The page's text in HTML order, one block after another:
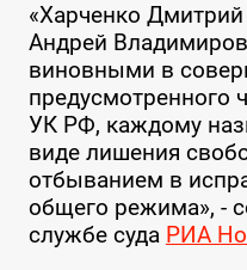
«Харченко
Андрей
виновными в
предусмотренного
УК РФ, каждому
виде лишения
отбыванием в
общего режима», -
службе суда РИА